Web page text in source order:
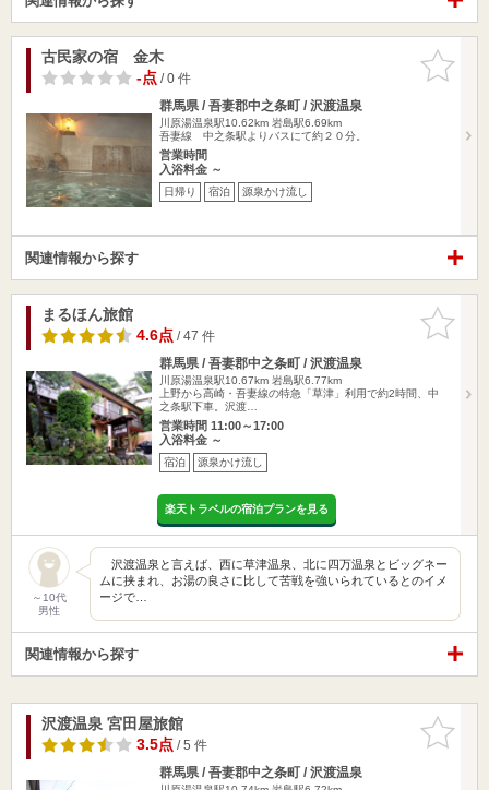
お気に入
りに追加
古民家の宿 金木
-点/ 0 件
群馬県 / 吾妻郡中之条町 / 沢渡温泉
川原湯温泉駅10.62km 岩島駅6.69km
吾妻線 中之条駅よりバスにて約２０分。
営業時間
入浴料金 ～
日帰り 宿泊 源泉かけ流し
関連情報から探す
お気に入
りに追加
まるほん旅館
4.6点/ 47 件
群馬県 / 吾妻郡中之条町 / 沢渡温泉
川原湯温泉駅10.67km 岩島駅6.77km
上野から高崎・吾妻線の特急「草津」利用で約2時間、中
之条駅下車。沢渡…
営業時間 11:00～17:00
入浴料金 ～
宿泊 源泉かけ流し
楽天トラベルの宿泊プランを見る
～10代
男性
沢渡温泉と言えば、西に草津温泉、北に四万温泉とビッグネー
ムに挟まれ、お湯の良さに比して苦戦を強いられているとのイメ
ージで…
関連情報から探す
お気に入
りに追加
沢渡温泉 宮田屋旅館
3.5点/ 5 件
群馬県 / 吾妻郡中之条町 / 沢渡温泉